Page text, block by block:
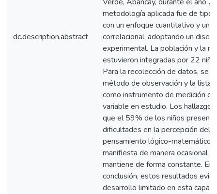
dc.description.abstract
metodología aplicada fue de tipo
con un enfoque cuantitativo y un
correlacional, adoptando un
experimental. La población y la
estuvieron integradas por 22
Para la recolección de datos, se
método de observación y la lista
como instrumento de medición
variable en estudio. Los hallazgos
que el 59% de los niños
dificultades en la percepción del
pensamiento lógico-matemático,
manifiesta de manera ocasional
mantiene de forma constante. En
conclusión, estos resultados
desarrollo limitado en esta